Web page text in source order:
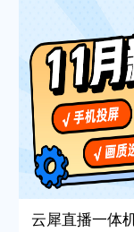
云犀直播一体